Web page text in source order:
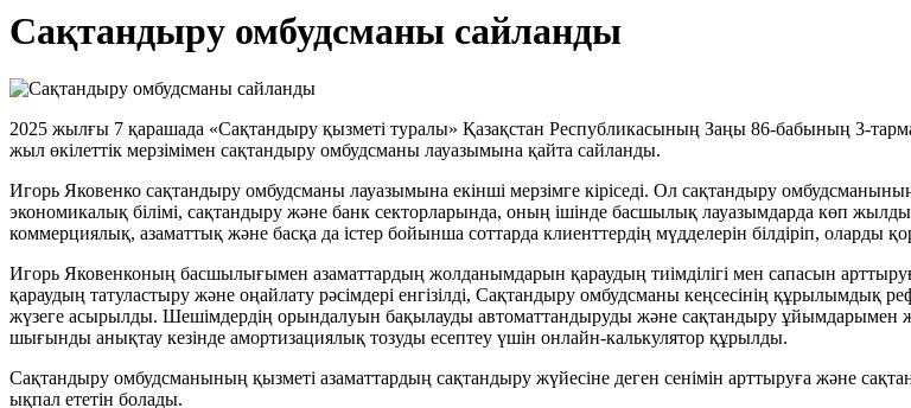
Сақтандыру омбудсманы сайланды
2025 жылғы 7 қарашада «Сақтандыру қызметі туралы» Қазақстан Республикасының Заңы 86-бабының 3-
жыл өкілеттік мерзімімен сақтандыру омбудсманы лауазымына қайта сайланды.
Игорь Яковенко сақтандыру омбудсманы лауазымына екінші мерзімге кіріседі. Ол сақтандыру
экономикалық білімі, сақтандыру және банк секторларында, оның ішінде басшылық лауазымдарда көп
коммерциялық, азаматтық және басқа да істер бойынша соттарда клиенттердің мүдделерін білдіріп, оларды
Игорь Яковенконың басшылығымен азаматтардың жолданымдарын қараудың тиімділігі мен сапасын
қараудың татуластыру және оңайлату рәсімдері енгізілді, Сақтандыру омбудсманы кеңсесінің құрылымдық
жүзеге асырылды. Шешімдердің орындалуын бақылауды автоматтандыруды және сақтандыру ұйымдарымен
шығынды анықтау кезінде амортизациялық тозуды есептеу үшін онлайн-калькулятор құрылды.
Сақтандыру омбудсманының қызметі азаматтардың сақтандыру жүйесіне деген сенімін арттыруға және
ықпал ететін болады.